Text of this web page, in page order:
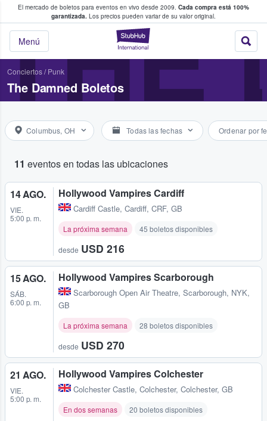
El mercado de boletos para eventos en vivo desde 2009. Cada compra está 100%
garantizada. Los precios pueden variar de su valor original.
StubHub: donde
Menú
fans compran y venden boletos
Conciertos/ Punk
The Damned Boletos
Columbus, OH Todas las fechas Ordenar por
11 eventos en todas las ubicaciones
14 AGO.
VIE.
5:00 p. m.
Hollywood Vampires Cardiff
Cardiff Castle, Cardiff, CRF, GB
La próxima semana 45 boletos disponibles
desde USD 216
15 AGO.
SÁB.
6:00 p. m.
Hollywood Vampires Scarborough
Scarborough Open Air Theatre, Scarborough, NYK,
GB
La próxima semana 28 boletos disponibles
desde USD 270
21 AGO.
VIE.
5:00 p. m.
Hollywood Vampires Colchester
Colchester Castle, Colchester, Colchester, GB
En dos semanas 20 boletos disponibles